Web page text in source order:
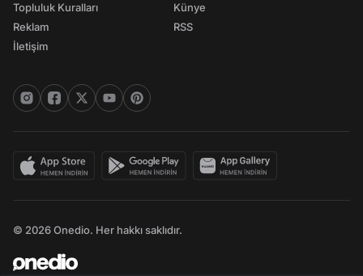
Topluluk Kuralları
Reklam
İletişim
Künye
RSS
© 2026 Onedio. Her hakkı saklıdır.